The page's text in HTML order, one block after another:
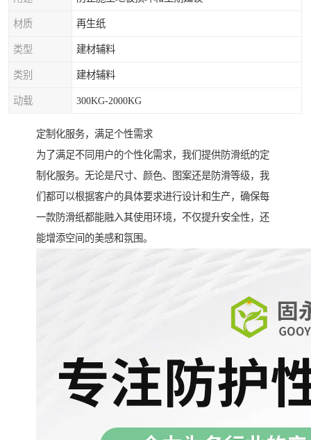
材质 再生纸
类型 建材辅料
类别 建材辅料
动载 300KG-2000KG
定制化服务，满足个性需求
为了满足不同用户的个性化需求，我们提供防滑纸的定
制化服务。无论是尺寸、颜色、图案还是防滑等级，我
们都可以根据客户的具体要求进行设计和生产，确保每
一款防滑纸都能融入其使用环境，不仅提升安全性，还
能增添空间的美感和氛围。